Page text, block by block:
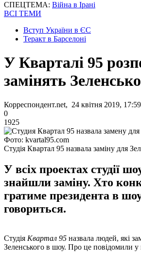
СПЕЦТЕМА: Війна в Ірані
ВСІ ТЕМИ
Вступ України в ЄС
Теракт в Барселоні
У Кварталі 95
замінять
Корреспондент.net, 24 квітня 2019, 17:59
0
1925
Фото: kvartal95.com
Студія Квартал 95 назвала заміну для
У всіх проектах студії
знайшли заміну. Хто
гратиме президента в
говориться.
Студія Квартал 95 назвала людей, які
Зеленського в шоу. Про це повідомили у